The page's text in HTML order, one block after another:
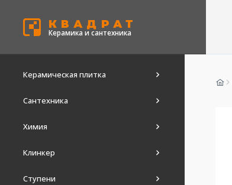
КВАДРАТ
Керамика и сантехника
Керамическая плитка
Сантехника
Химия
Клинкер
Ступени